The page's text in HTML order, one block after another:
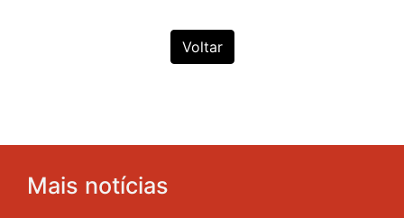
Voltar
Mais notícias